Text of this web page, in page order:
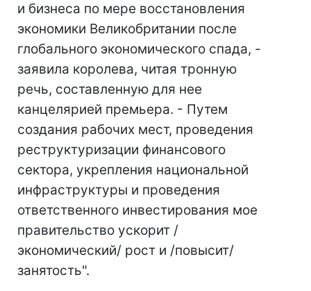
и бизнеса по мере восстановления
экономики Великобритании после
глобального экономического спада, -
заявила королева, читая тронную
речь, составленную для нее
канцелярией премьера. - Путем
создания рабочих мест, проведения
реструктуризации финансового
сектора, укрепления национальной
инфраструктуры и проведения
ответственного инвестирования мое
правительство ускорит /
экономический/ рост и /повысит/
занятость".